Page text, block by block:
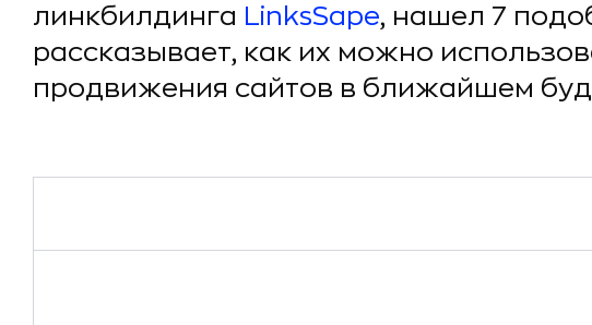
линкбилдинга LinksSape, нашел 7
рассказывает, как их можно
продвижения сайтов в ближайшем